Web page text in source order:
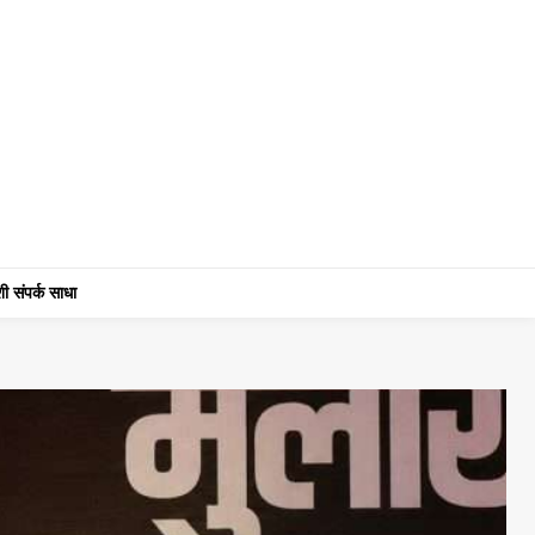
संपर्क साधा